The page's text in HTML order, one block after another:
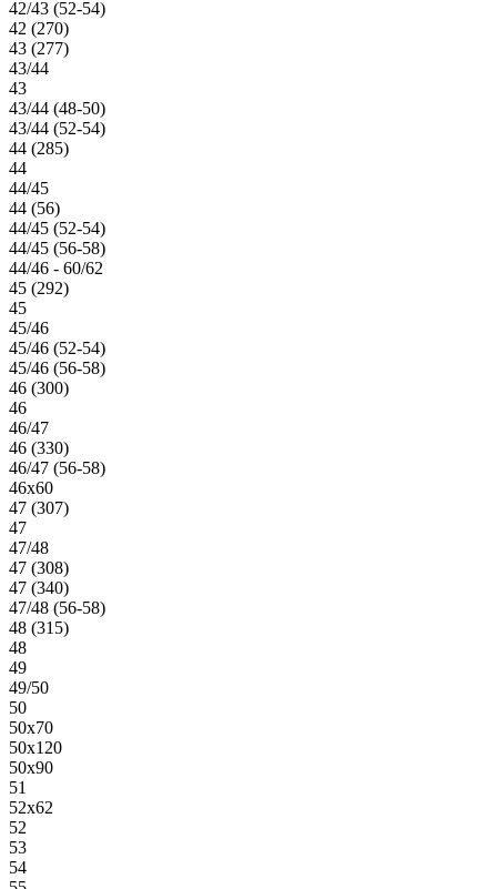
42/43 (52-54)
42 (270)
43 (277)
43/44
43
43/44 (48-50)
43/44 (52-54)
44 (285)
44
44/45
44 (56)
44/45 (52-54)
44/45 (56-58)
44/46 - 60/62
45 (292)
45
45/46
45/46 (52-54)
45/46 (56-58)
46 (300)
46
46/47
46 (330)
46/47 (56-58)
46х60
47 (307)
47
47/48
47 (308)
47 (340)
47/48 (56-58)
48 (315)
48
49
49/50
50
50х70
50х120
50х90
51
52х62
52
53
54